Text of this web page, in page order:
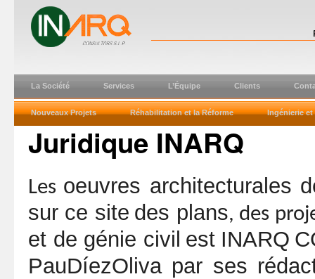
La Société Services L’Équipe Clients
Nouveaux Projets Réhabilitation et la Réforme Ingénierie
Juridique INARQ
Les oeuvres architecturales
sur ce site des plans, des
et de génie civil est INARQ
PauDíezOliva par ses